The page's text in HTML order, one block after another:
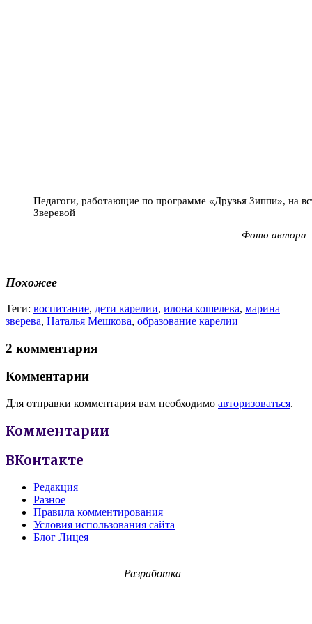
Педагоги, работающие по программе «Друзья Зиппи», на
Зверевой
Фото автора
Похожее
Теги: воспитание, дети карелии, илона кошелева, марина
зверева, Наталья Мешкова, образование карелии
2 комментария
Комментарии
Для отправки комментария вам необходимо авторизоваться.
Комментарии
ВКонтакте
Редакция
Разное
Правила комментирования
Условия использования сайта
Блог Лицея
Разработка